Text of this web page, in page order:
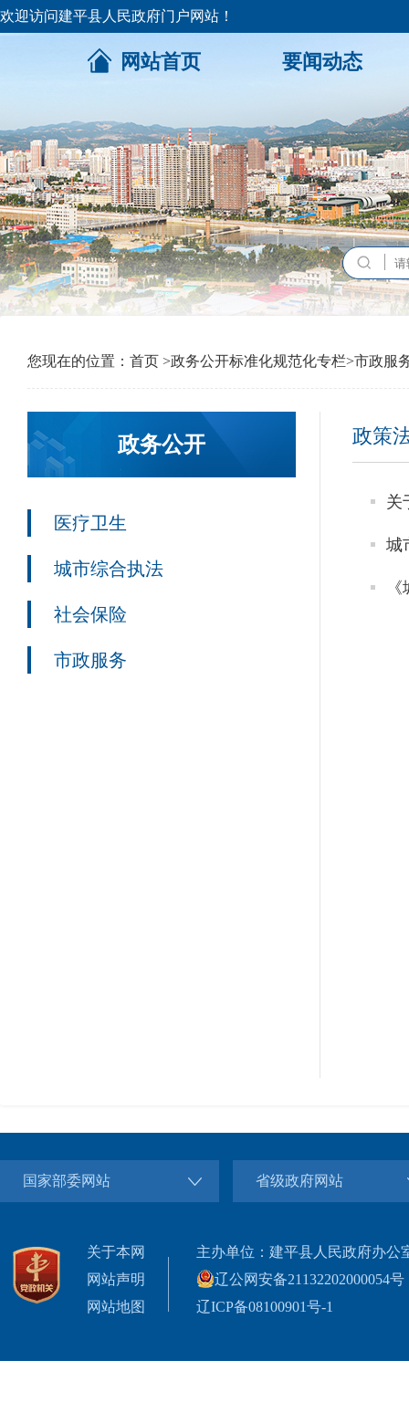
欢迎访问建平县人民政府门户网站！
网站首页 要闻动态
您现在的位置： 首页 >政务公开标准化规范化专栏>市政服
政务公开
医疗卫生
城市综合执法
社会保险
市政服务
政策
城
国家部委网站 省级政府网站
关于本网
网站声明
网站地图
主办单位：建平县人民政府办公
辽公网安备21132202000054号
辽ICP备08100901号-1